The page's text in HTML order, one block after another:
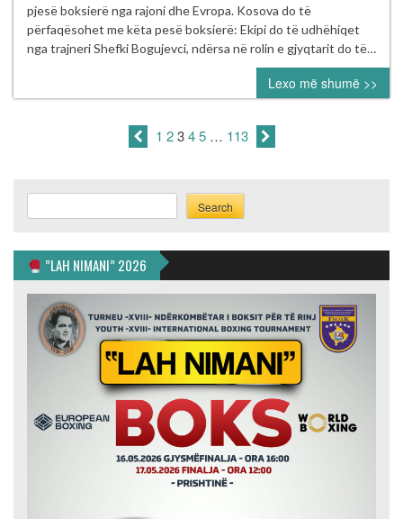
ndërkombëtar
“Memorial
Vllaznia
2026”
në
pjesë boksierë nga rajoni dhe Evropa. Kosova do të
përfaqësohet me këta pesë boksierë: Ekipi do të udhëhiqet
nga trajneri Shefki Bogujevci, ndërsa në rolin e gjyqtarit do të…
Lexo më shumë >>
1 2 3 4 5 … 113
Search
”LAH NIMANI” 2026